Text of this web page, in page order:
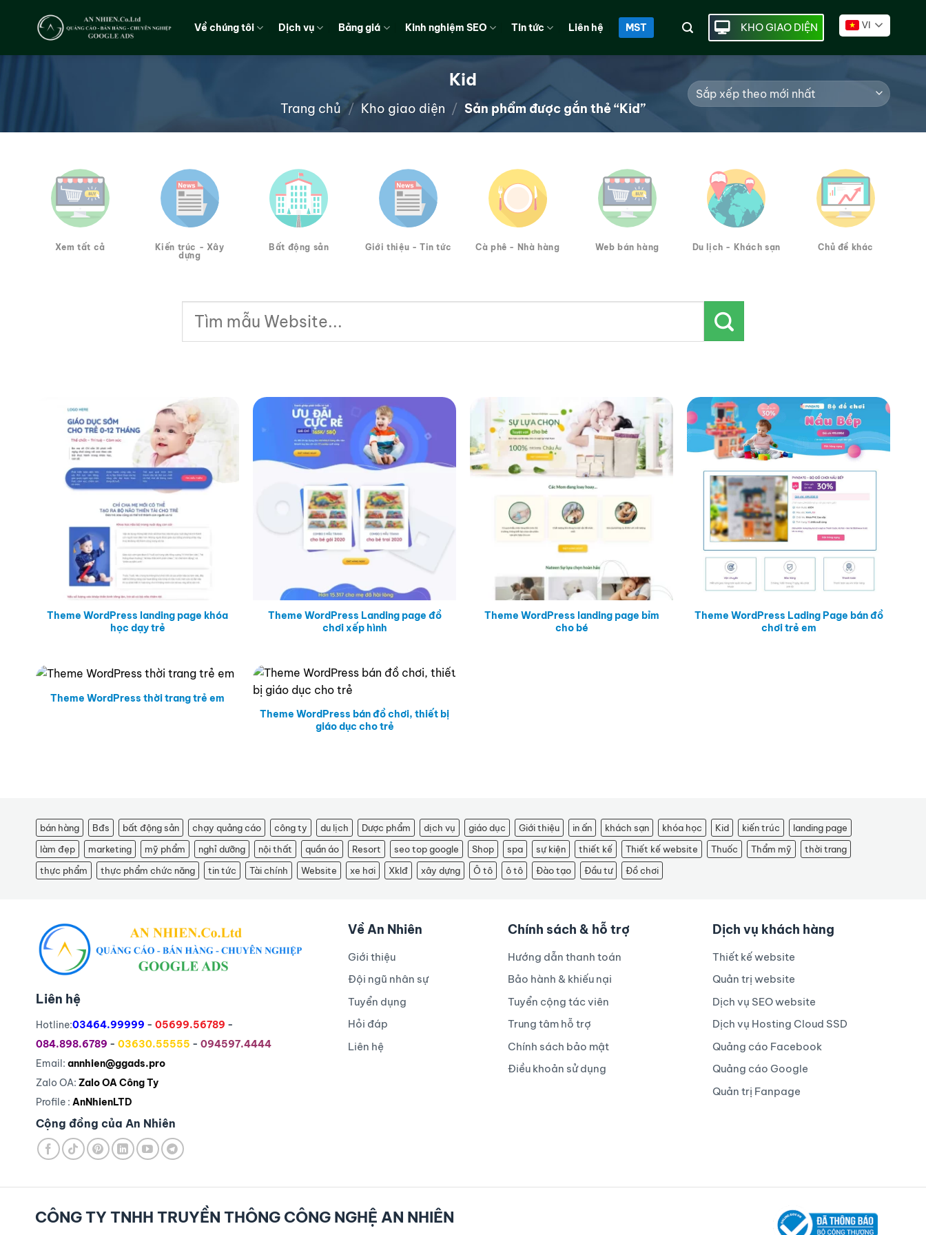
dung
Về chúng tôi Dịch vụ Bảng giá Kinh nghiệm SEO Tin tức Liên hệ MST KHO GIAO DIỆN VI
Kid
Trang chủ / Kho giao diện / Sản phẩm được gắn thẻ “Kid”
Xem tất cả
Kiến trúc - Xây
dựng
Bất động sản Giới thiệu - Tin tức Cà phê - Nhà hàng Web bán hàng Du lịch - Khách sạn Chủ đề khác
Tìm
Theme WordPress landing page khóa
học dạy trẻ
Theme WordPress Landing page đồ
chơi xếp hình
Theme WordPress landing page bỉm
cho bé
Theme WordPress Lading Page bán đồ
chơi trẻ em
Theme WordPress thời trang trẻ em
Theme WordPress bán đồ chơi, thiết bị
giáo dục cho trẻ
bán hàng Bđs bất động sản chạy quảng cáo công ty du lịch Dược phẩm dịch vụ giáo dục Giới thiệu in ấn khách sạn khóa học Kid kiến trúc
landing page
làm đẹp
marketing mỹ phẩm nghỉ dưỡng nội thất quần áo Resort seo top google Shop spa sự kiện thiết kế Thiết kế website Thuốc Thẩm mỹ
thời trang
thực phẩm
thực phẩm chức năng tin tức Tài chính Website xe hơi Xklđ xây dựng Ô tô ô tô Đào tạo Đầu tư Đồ chơi
Liên hệ
Hotline:03464.99999 - 05699.56789 -
084.898.6789 - 03630.55555 - 094597.4444
Email: annhien@ggads.pro
Zalo OA: Zalo OA Công Ty
Profile : AnNhienLTD
Cộng đồng của An Nhiên
Về An Nhiên
Giới thiệu
Đội ngũ nhân sự
Tuyển dụng
Hỏi đáp
Liên hệ
Chính sách & hỗ trợ
Hướng dẫn thanh toán
Bảo hành & khiếu nại
Tuyển cộng tác viên
Trung tâm hỗ trợ
Chính sách bảo mật
Điều khoản sử dụng
Dịch vụ khách hàng
Thiết kế website
Quản trị website
Dịch vụ SEO website
Dịch vụ Hosting Cloud SSD
Quảng cáo Facebook
Quảng cáo Google
Quản trị Fanpage
CÔNG TY TNHH TRUYỀN THÔNG CÔNG NGHỆ AN NHIÊN